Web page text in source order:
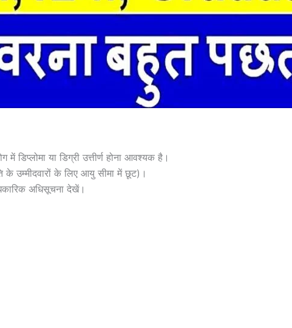
में डिप्लोमा या डिग्री उत्तीर्ण होना आवश्यक है।
उम्मीदवारों के लिए आयु सीमा में छूट)।
अधिसूचना देखें।